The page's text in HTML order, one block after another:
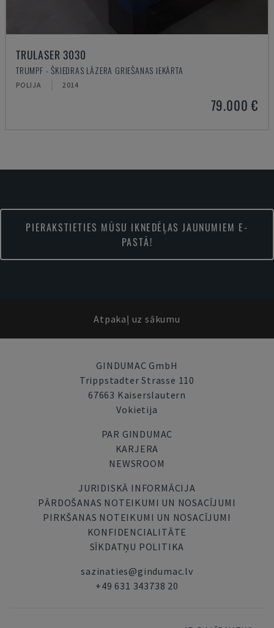
TRULASER 3030
TRUMPF - ŠĶIEDRAS LĀZERA GRIEŠANAS IEKĀRTA
POLIJA 2014
79.000 €
PIERAKSTIETIES MŪSU IKNEDĒĻAS JAUNUMIEM E-
PASTĀ!
Atpakaļ uz sākumu
GINDUMAC GmbH
Trippstadter Strasse 110
67663 Kaiserslautern
Vokietija
PAR GINDUMAC
KARJERA
NEWSROOM
JURIDISKĀ INFORMĀCIJA
PĀRDOŠANAS NOTEIKUMI UN NOSACĪJUMI
PIRKŠANAS NOTEIKUMI UN NOSACĪJUMI
KONFIDENCIALITĀTE
SĪKDATŅU POLITIKA
sazinaties@gindumac.lv
+49 631 343738 20